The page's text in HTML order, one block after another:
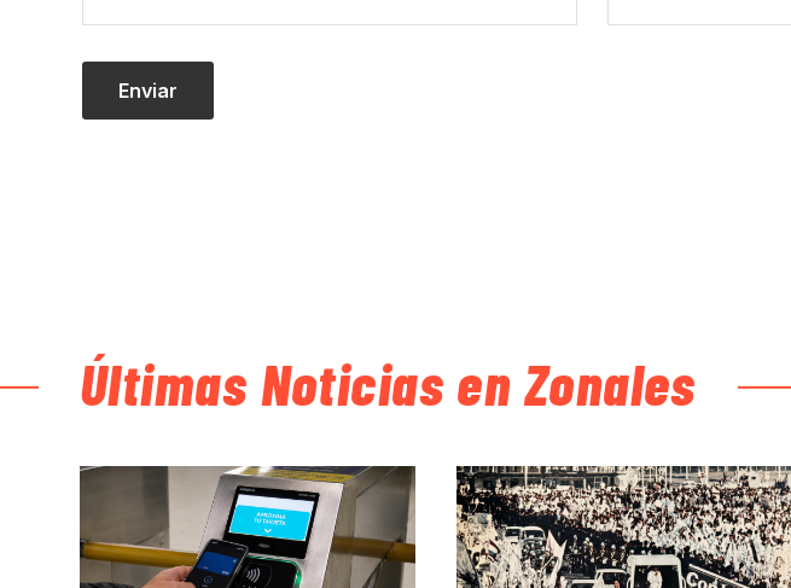
Últimas Noticias en Zonales